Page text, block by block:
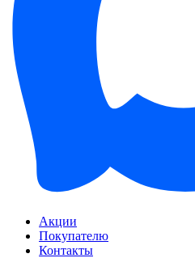
Акции
Покупателю
Контакты